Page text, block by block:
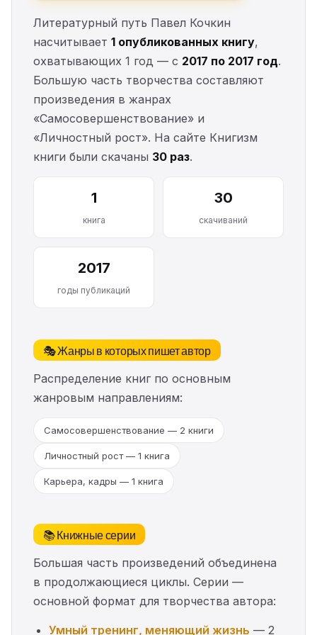
Литературный путь Павел Кочкин
насчитывает 1 опубликованных книгу,
охватывающих 1 год — с 2017 по 2017 год.
Большую часть творчества составляют
произведения в жанрах
«Самосовершенствование» и
«Личностный рост». На сайте Книгизм
книги были скачаны 30 раз.
1
книга
30
скачиваний
2017
годы публикаций
🎭 Жанры в которых пишет автор
Распределение книг по основным
жанровым направлениям:
Самосовершенствование — 2 книги
Личностный рост — 1 книга
Карьера, кадры — 1 книга
📚 Книжные серии
Большая часть произведений объединена
в продолжающиеся циклы. Серии —
основной формат для творчества автора:
Умный тренинг, меняющий жизнь — 2